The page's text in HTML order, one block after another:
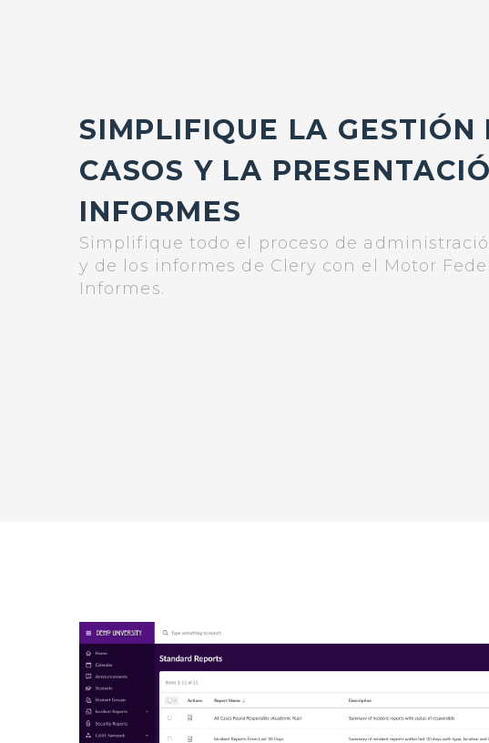
SIMPLIFIQUE LA GESTIÓN
CASOS Y LA
INFORMES
Simplifique todo el proceso de
y de los informes de Clery con el Motor
Informes.